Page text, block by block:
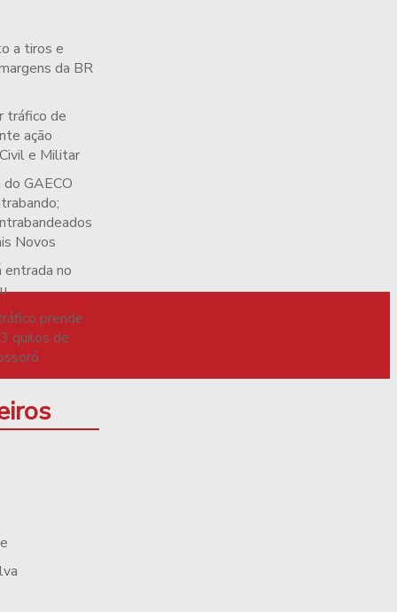
a tiros e
da BR
tráfico de
ação
e Militar
GAECO
Novos
entrada no
prende
quilos de